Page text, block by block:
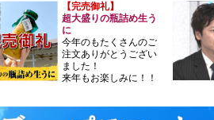
【完売御礼】
超大盛りの瓶詰め生う
に
今年のもたくさんのご
注文ありがとうござい
ました！
来年もお楽しみに！！